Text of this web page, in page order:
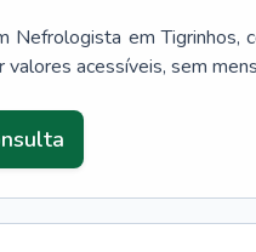
Nefrologista em Tigrinhos,
acessíveis, sem